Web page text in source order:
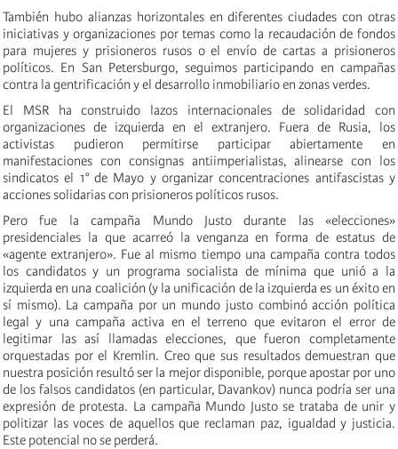
También hubo alianzas horizontales en diferentes ciudades con otras
iniciativas y organizaciones por temas como la recaudación de fondos
para mujeres y prisioneros rusos o el envío de cartas a prisioneros
políticos. En San Petersburgo, seguimos participando en campañas
contra la gentrificación y el desarrollo inmobiliario en zonas verdes.
El MSR ha construido lazos internacionales de solidaridad con
organizaciones de izquierda en el extranjero. Fuera de Rusia, los
activistas pudieron permitirse participar abiertamente en
manifestaciones con consignas antiimperialistas, alinearse con los
sindicatos el 1° de Mayo y organizar concentraciones antifascistas y
acciones solidarias con prisioneros políticos rusos.
Pero fue la campaña Mundo Justo durante las «elecciones»
presidenciales la que acarreó la venganza en forma de estatus de
«agente extranjero». Fue al mismo tiempo una campaña contra todos
los candidatos y un programa socialista de mínima que unió a la
izquierda en una coalición (y la unificación de la izquierda es un éxito en
sí mismo). La campaña por un mundo justo combinó acción política
legal y una campaña activa en el terreno que evitaron el error de
legitimar las así llamadas elecciones, que fueron completamente
orquestadas por el Kremlin. Creo que sus resultados demuestran que
nuestra posición resultó ser la mejor disponible, porque apostar por uno
de los falsos candidatos (en particular, Davankov) nunca podría ser una
expresión de protesta. La campaña Mundo Justo se trataba de unir y
politizar las voces de aquellos que reclaman paz, igualdad y justicia.
Este potencial no se perderá.